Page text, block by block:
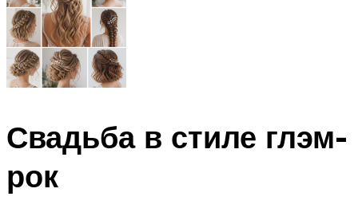
Свадьба в стиле глэм-
рок